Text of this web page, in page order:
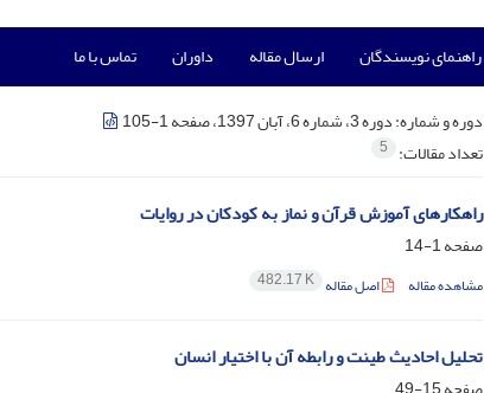
راهنمای نویسندگان ارسال مقاله داوران تماس با ما
دوره و شماره:دوره 3، شماره 6، آبان 1397، صفحه 1-105
تعداد مقالات: 5
راهکارهای آموزش قرآن و نماز به کودکان در روایات
صفحه1-14
مشاهده مقاله اصل مقاله 482.17 K
تحلیل احادیث طینت و رابطه آن با اختیار انسان